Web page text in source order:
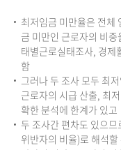
최저임금 미만율은 전체
금 미만인 근로자의 비
태별근로실태조사, 경제
함
그러나 두 조사 모두 최
근로자의 시급 산출, 최
확한 분석에 한계가 있고
두 조사간 편차도 있으므
위반자의 비율)로 해석할